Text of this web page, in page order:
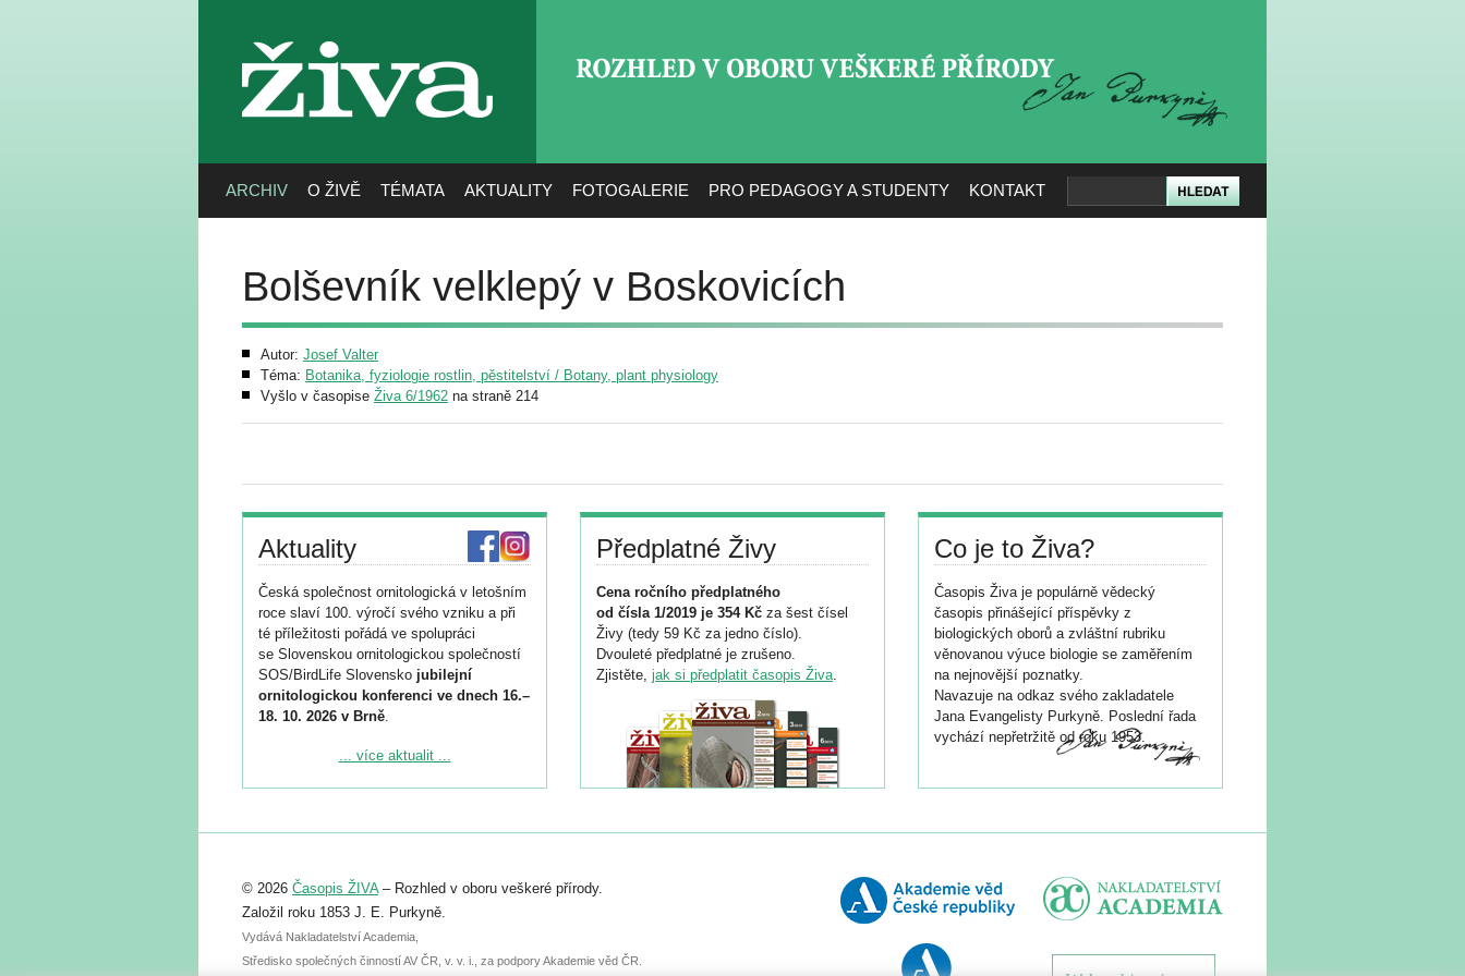
živa
ARCHIV O ŽIVĚ TÉMATA AKTUALITY FOTOGALERIE PRO PEDAGOGY A STUDENTY KONTAKT
Bolševník velklepý v Boskovicích
Autor: Josef Valter
Téma: Botanika, fyziologie rostlin, pěstitelství / Botany, plant physiology
Vyšlo v časopise Živa 6/1962 na straně 214
Aktuality
Česká společnost ornitologická v letošním
roce slaví 100. výročí svého vzniku a při
té příležitosti pořádá ve spolupráci
se Slovenskou ornitologickou společností
SOS/BirdLife Slovensko jubilejní
ornitologickou konferenci ve dnech 16.–
18. 10. 2026 v Brně.
Podrobnější informace ke konferenci
Registrovat se můžete do 6. září.
abstraktu přihlášené přednášky nebo
posteru je už 30. června.
... více aktualit ...
Předplatné Živy
Cena ročního předplatného
od čísla 1/2019 je 354 Kč za šest čísel
Živy (tedy 59 Kč za jedno číslo).
Dvouleté předplatné je zrušeno.
Zjistěte, jak si předplatit časopis Živa.
Co je to Živa?
Časopis Živa je populárně vědecký
časopis přinášející příspěvky z
biologických oborů a zvláštní rubriku
věnovanou výuce biologie se zaměřením
na nejnovější poznatky.
Navazuje na odkaz svého zakladatele
Jana Evangelisty Purkyně. Poslední řada
vychází nepřetržitě od roku 1953.
© 2026 Časopis ŽIVA– Rozhled v oboru veškeré přírody.
Založil roku 1853 J. E. Purkyně.
Vydává Nakladatelství Academia,
Středisko společných činností AV ČR, v. v. i., za podpory Akademie věd ČR.